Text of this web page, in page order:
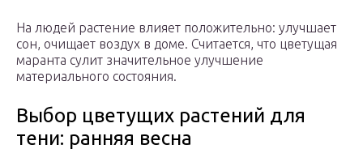
На людей растение влияет положительно: улучшает
сон, очищает воздух в доме. Считается, что цветущая
маранта сулит значительное улучшение
материального состояния.
Выбор цветущих растений для
тени: ранняя весна